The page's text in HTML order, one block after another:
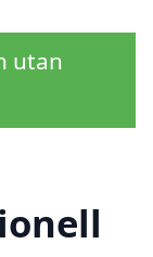
utan